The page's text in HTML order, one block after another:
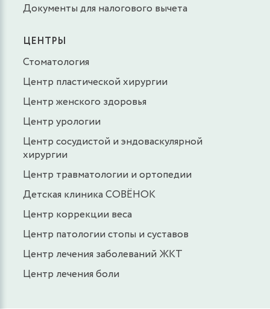
Документы для налогового вычета
ЦЕНТРЫ
Стоматология
Центр пластической хирургии
Центр женского здоровья
Центр урологии
Центр сосудистой и эндоваскулярной
хирургии
Центр травматологии и ортопедии
Детская клиника СОВЁНОК
Центр коррекции веса
Центр патологии стопы и суставов
Центр лечения заболеваний ЖКТ
Центр лечения боли